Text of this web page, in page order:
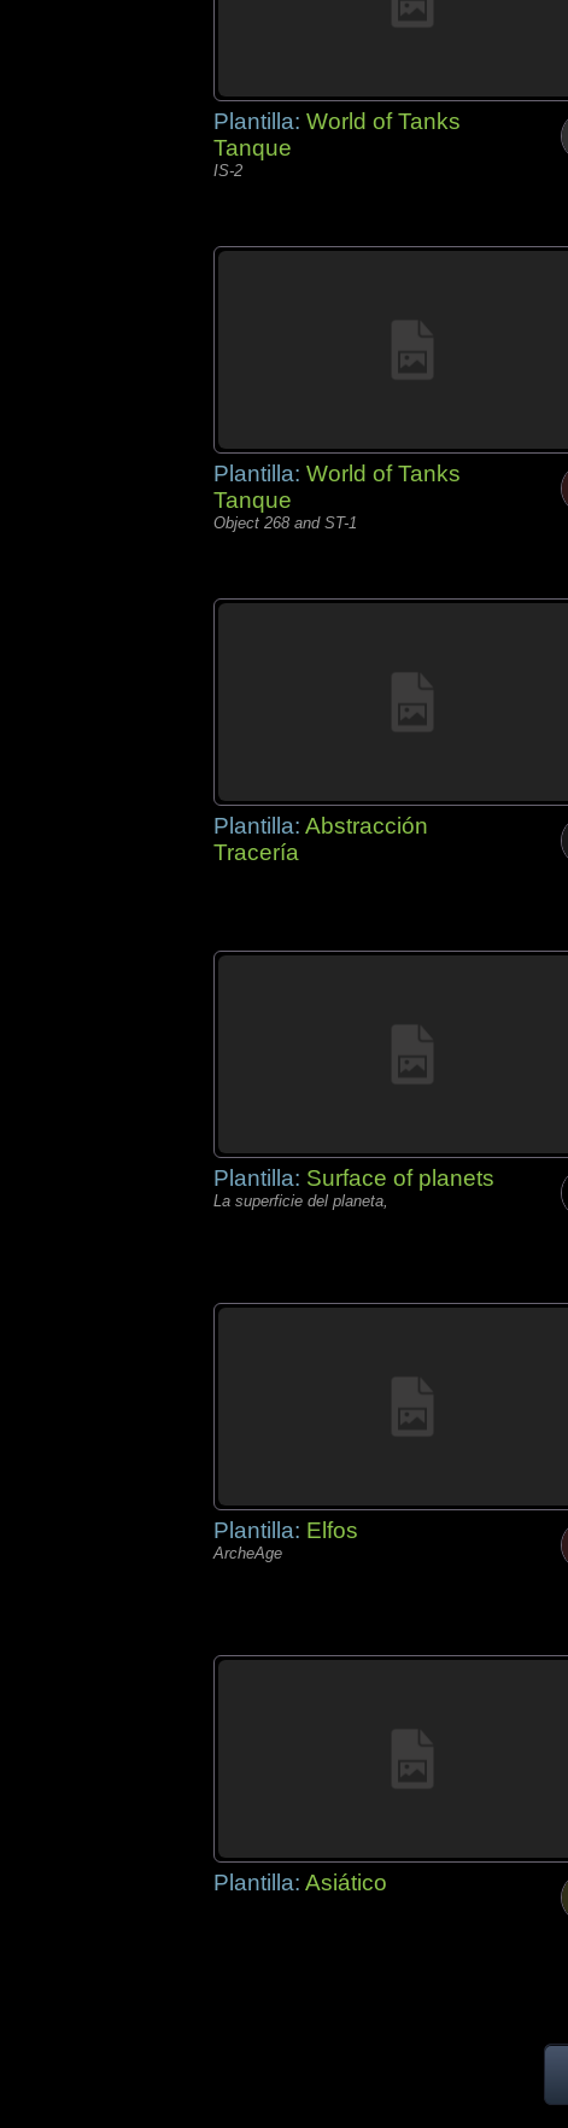
Plantilla: World of Tanks
Tanque
IS-2
Plantilla: World of Tanks
Tanque
Object 268 and ST-1
Plantilla: Abstracción
Tracería
Plantilla: Surface of planets
La superficie del planeta,
Plantilla: Elfos
ArcheAge
Plantilla: Asiático